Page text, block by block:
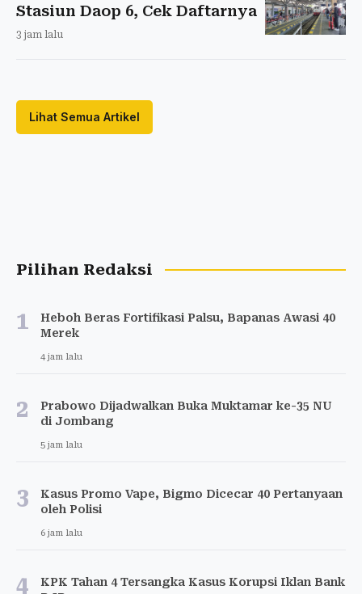
Stasiun Daop 6, Cek Daftarnya
3 jam lalu
Lihat Semua Artikel
Pilihan Redaksi
1
Heboh Beras Fortifikasi Palsu, Bapanas Awasi 40
Merek
4 jam lalu
2
Prabowo Dijadwalkan Buka Muktamar ke-35 NU
di Jombang
5 jam lalu
3
Kasus Promo Vape, Bigmo Dicecar 40 Pertanyaan
oleh Polisi
6 jam lalu
4
KPK Tahan 4 Tersangka Kasus Korupsi Iklan Bank